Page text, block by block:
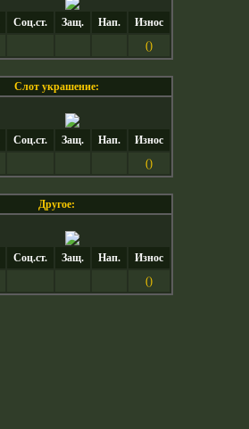
Соц.ст. Защ. Нап.
Износ
()
Слот украшение:
Соц.ст. Защ. Нап.
Износ
()
Другое:
Соц.ст. Защ. Нап.
Износ
()